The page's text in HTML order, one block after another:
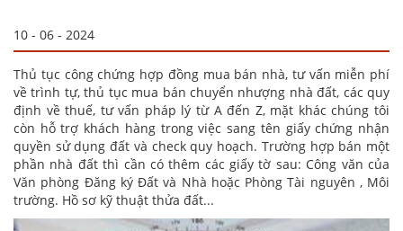
10 - 06 - 2024
Thủ tục công chứng hợp đồng mua bán nhà, tư vấn miễn phí
về trình tự, thủ tục mua bán chuyển nhượng nhà đất, các quy
định về thuế, tư vấn pháp lý từ A đến Z, mặt khác chúng tôi
còn hỗ trợ khách hàng trong việc sang tên giấy chứng nhận
quyền sử dụng đất và check quy hoạch. Trường hợp bán một
phần nhà đất thì cần có thêm các giấy tờ sau: Công văn của
Văn phòng Đăng ký Đất và Nhà hoặc Phòng Tài nguyên , Môi
trường. Hồ sơ kỹ thuật thửa đất...